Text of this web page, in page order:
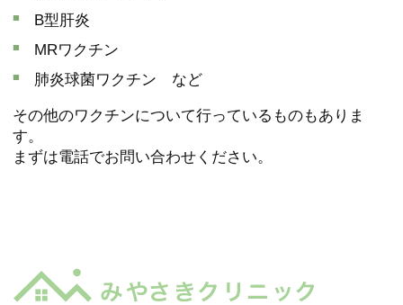
B型肝炎
MRワクチン
肺炎球菌ワクチン など
その他のワクチンについて行っているものもありま
す。
まずは電話でお問い合わせください。